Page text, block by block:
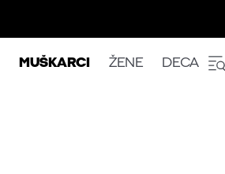
MUŠKARCI ŽENE DECA